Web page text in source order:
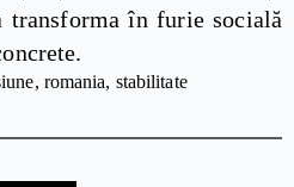
transforma în furie socială
romania stabilitate